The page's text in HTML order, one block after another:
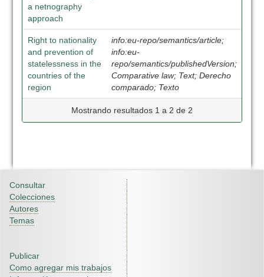
a netnography
approach
Right to nationality
and prevention of
statelessness in the
countries of the
region
info:eu-repo/semantics/article;
info:eu-
repo/semantics/publishedVersion;
Comparative law; Text; Derecho
comparado; Texto
Mostrando resultados 1 a 2 de 2
Consultar
Colecciones
Autores
Temas
Publicar
Como agregar mis trabajos